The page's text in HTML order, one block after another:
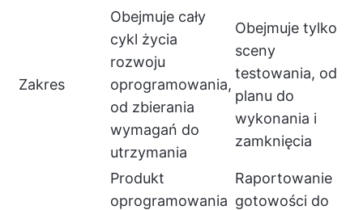
Zakres
Obejmuje cały
cykl życia
rozwoju
oprogramowania,
od zbierania
wymagań do
utrzymania
Obejmuje tylko
sceny
testowania, od
planu do
wykonania i
zamknięcia
Produkt
oprogramowania
Raportowanie
gotowości do